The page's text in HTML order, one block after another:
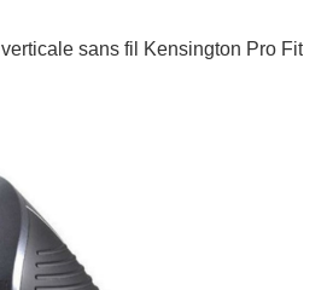
sans fil Kensington Pro Fit